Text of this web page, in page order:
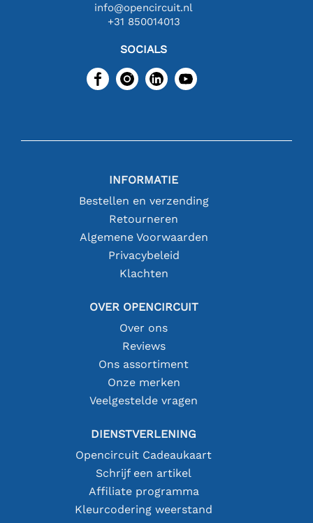
info@opencircuit.nl
+31 850014013
SOCIALS
INFORMATIE
Bestellen en verzending
Retourneren
Algemene Voorwaarden
Privacybeleid
Klachten
OVER OPENCIRCUIT
Over ons
Reviews
Ons assortiment
Onze merken
Veelgestelde vragen
DIENSTVERLENING
Opencircuit Cadeaukaart
Schrijf een artikel
Affiliate programma
Kleurcodering weerstand